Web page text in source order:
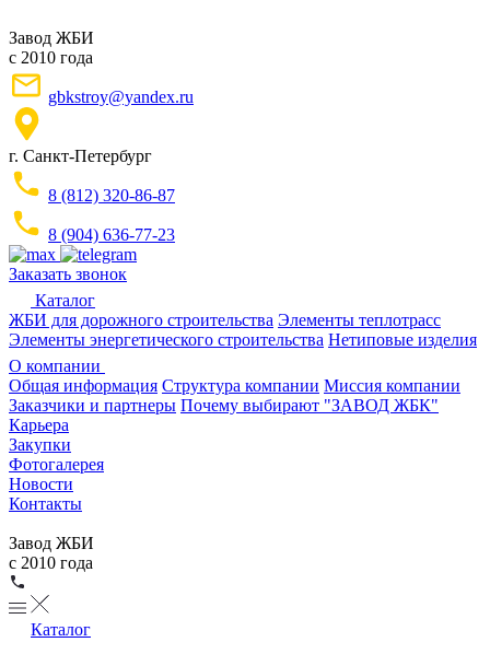
Завод ЖБИ
с 2010 года
gbkstroy@yandex.ru
г. Санкт-Петербург
8 (812) 320-86-87
8 (904) 636-77-23
Заказать звонок
Каталог
ЖБИ для дорожного строительства Элементы теплотрасс
Элементы энергетического строительства Нетиповые изделия
О компании
Общая информация Структура компании Миссия компании
Заказчики и партнеры Почему выбирают "ЗАВОД ЖБК"
Карьера
Закупки
Фотогалерея
Новости
Контакты
Завод ЖБИ
с 2010 года
Каталог